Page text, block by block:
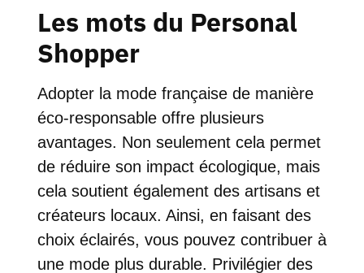
Les mots du Personal
Shopper
Adopter la mode française de manière
éco-responsable offre plusieurs
avantages. Non seulement cela permet
de réduire son impact écologique, mais
cela soutient également des artisans et
créateurs locaux. Ainsi, en faisant des
choix éclairés, vous pouvez contribuer à
une mode plus durable. Privilégier des